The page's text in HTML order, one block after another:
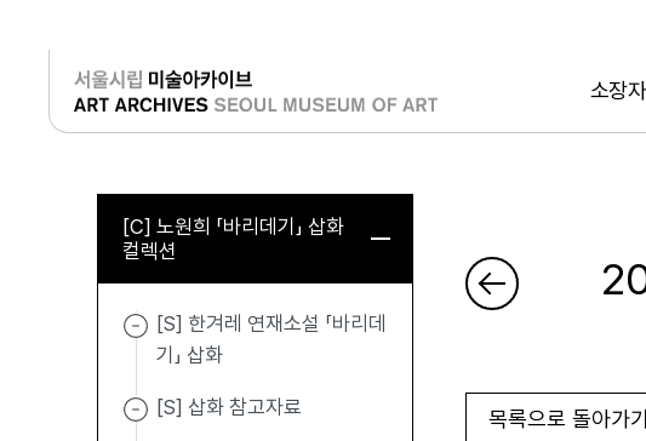
소장
로그인
[C] 노원희 「바리데기」 삽화
컬렉션
[S] 한겨레 연재소설 「바리데
기」 삽화
[S] 삽화 참고자료 목록으로 돌아가기